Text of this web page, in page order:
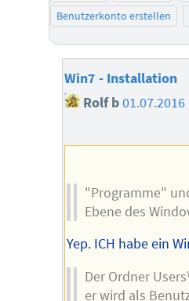
Benutzerkonto erstellen
Win7 - Installation
Rolf b01.07.2016
"Programme"
Ebene des
Yep. ICH habe ein
Der Ordner
er wird als